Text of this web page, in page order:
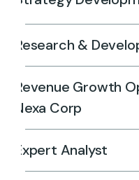
Research &
Revenue Growth
Nexa Corp
Expert Analyst